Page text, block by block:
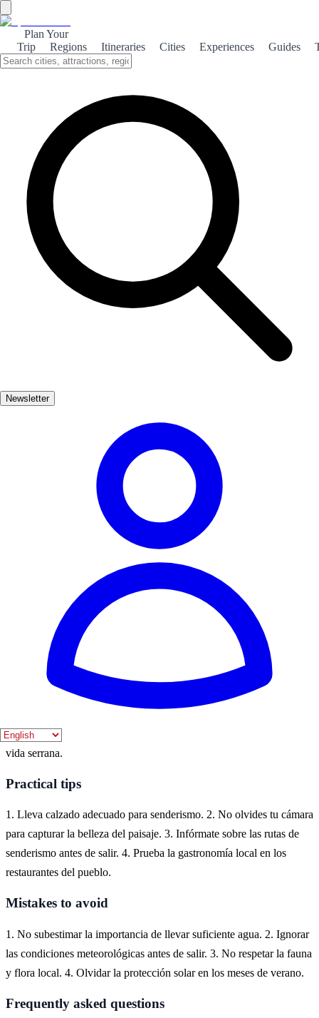
Plan Your
Trip
Regions Itineraries Cities Experiences Guides
Newsletter
Discover the breathtaking natural beauty of Beas de Segura, a
hidden gem in the Sierra de Cazorla, where mountains meet rich
cultural heritage.
About the theme
Nestled in the heart of the Sierra de Cazorla, Beas de Segura is a
picturesque village that offers stunning landscapes and a tranquil
atmosphere. Surrounded by lush forests and majestic mountains, it’s
a paradise for nature lovers and adventure seekers alike. The area is
perfect for hiking, with numerous trails that lead you through
breathtaking scenery, including the nearby Segura River. As you
explore, you’ll encounter diverse flora and fauna, making every step
a delightful experience. In addition to its natural wonders, Beas de
celebrate its history and traditions, offering visitors a glimpse into
3-7 días
Apto
Exterior
La mejor época para visitar Beas de Segura es durante la primavera
y el verano, cuando el clima es cálido y las actividades al aire libre
son más agradables. Los meses de abril a septiembre son perfectos
para disfrutar de senderismo y otras actividades en la naturaleza.
Where to experience it
Beas de Segura es un destino ideal para disfrutar de la naturaleza en
ríos y paisajes rurales, ofreciendo una experiencia auténtica de la
vida serrana.
Practical tips
1. Lleva calzado adecuado para senderismo. 2. No olvides tu cámara
para capturar la belleza del paisaje. 3. Infórmate sobre las rutas de
senderismo antes de salir. 4. Prueba la gastronomía local en los
restaurantes del pueblo.
Mistakes to avoid
1. No subestimar la importancia de llevar suficiente agua. 2. Ignorar
las condiciones meteorológicas antes de salir. 3. No respetar la fauna
y flora local. 4. Olvidar la protección solar en los meses de verano.
Frequently asked questions